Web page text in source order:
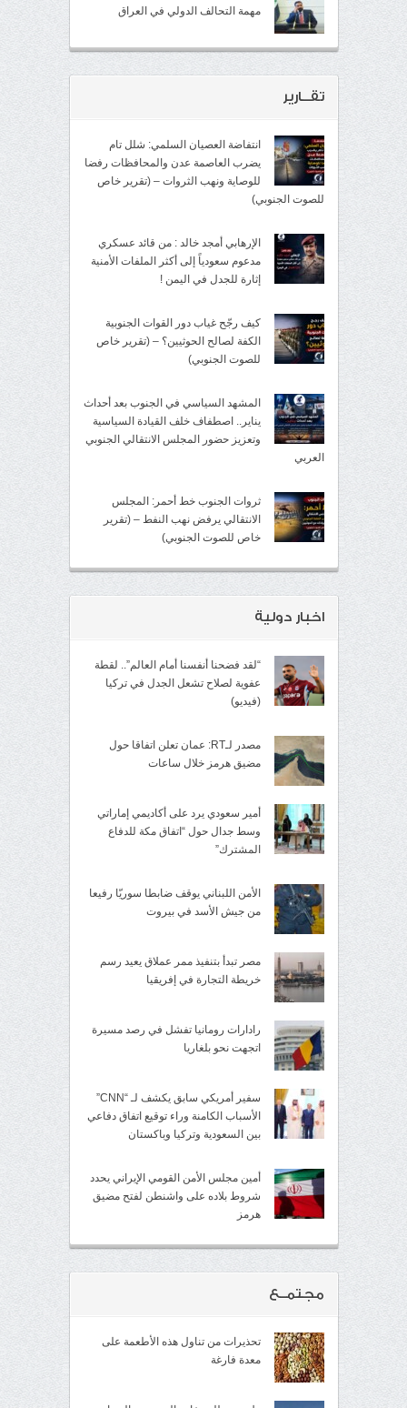
مهمة التحالف الدولي في العراق
تقــارير
انتفاضة العصيان السلمي: شلل تام
يضرب العاصمة عدن والمحافظات رفضا
للوصاية ونهب الثروات – (تقرير خاص
للصوت الجنوبي)
الإرهابي أمجد خالد : من قائد عسكري
مدعوم سعودياً إلى أكثر الملفات الأمنية
إثارة للجدل في اليمن !
كيف رجّح غياب دور القوات الجنوبية
الكفة لصالح الحوثيين؟ – (تقرير خاص
للصوت الجنوبي)
المشهد السياسي في الجنوب بعد أحداث
يناير.. اصطفاف خلف القيادة السياسية
وتعزيز حضور المجلس الانتقالي الجنوبي
العربي
ثروات الجنوب خط أحمر: المجلس
الانتقالي يرفض نهب النفط – (تقرير
خاص للصوت الجنوبي)
اخبار دولية
“لقد فضحنا أنفسنا أمام العالم”.. لقطة
عفوية لصلاح تشعل الجدل في تركيا
(فيديو)
مصدر لـRT: عمان تعلن اتفاقا حول
مضيق هرمز خلال ساعات
أمير سعودي يرد على أكاديمي إماراتي
وسط جدال حول “اتفاق مكة للدفاع
المشترك”
الأمن اللبناني يوقف ضابطا سوريّا رفيعا
من جيش الأسد في بيروت
مصر تبدأ بتنفيذ ممر عملاق يعيد رسم
خريطة التجارة في إفريقيا
رادارات رومانيا تفشل في رصد مسيرة
اتجهت نحو بلغاريا
سفير أمريكي سابق يكشف لـ “CNN”
الأسباب الكامنة وراء توقيع اتفاق دفاعي
بين السعودية وتركيا وباكستان
أمين مجلس الأمن القومي الإيراني يحدد
شروط بلاده على واشنطن لفتح مضيق
هرمز
مجتمــع
تحذيرات من تناول هذه الأطعمة على
معدة فارغة